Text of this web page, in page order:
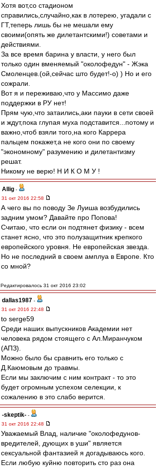
Хотя вот,со стадионом
справились,случайно,как в лотерею, угадали с
ГТ,теперь лишь бы не мешали ему
своими(опять же дилетантскими!) советами и
действиями.
За все время барина у власти, у него был
только один вменяемый "околофедун" - Жэка
Смоленцев.(ой,сейчас што будет!-о) ) Но и его
сожрали.
Вот я и переживаю,что у Массимо даже
поддержки в РУ нет!
Прям чую,что затаились,аки пауки в сети своей
и ждут,пока глупая муха подставится...потому и
важно,чтоб взяли того,на кого Каррера
пальцем покажет,а не кого они по своему
"экономному" разумению и дилетантизму
решат.
Никому не верю! Н И К О М У !
Allig -
31 окт 2016 22:58
А чего вы по поводу Зе Луиша возбудились
задним умом? Давайте про Попова!
Считаю, что если он подтянет физику - всем
станет ясно, что это полузащитник крепкого
европейского уровня. Не европейская звезда.
Но не последний в своем амплуа в Европе. Кто
со мной?
Редактировалось 31 окт 2016 23:02
dallas1987 -
31 окт 2016 22:48
to serge59
Среди наших выпускников Академии нет
человека рядом стоящего с Ал.Миранчуком
(АПЗ).
Можно было бы сравнить его только с
Д.Каюмовым до травмы.
Если мы заключим с ним контракт - то это
будет огромным успехом селекции, к
сожалению в это слабо верится.
-skeptik- -
31 окт 2016 22:48
Уважаемый Влад, наличие "околофедунов-
вредителей, дующих в уши" является
сексуальной фантазией я догадываюсь кого.
Если любую куйню повторить сто раз она